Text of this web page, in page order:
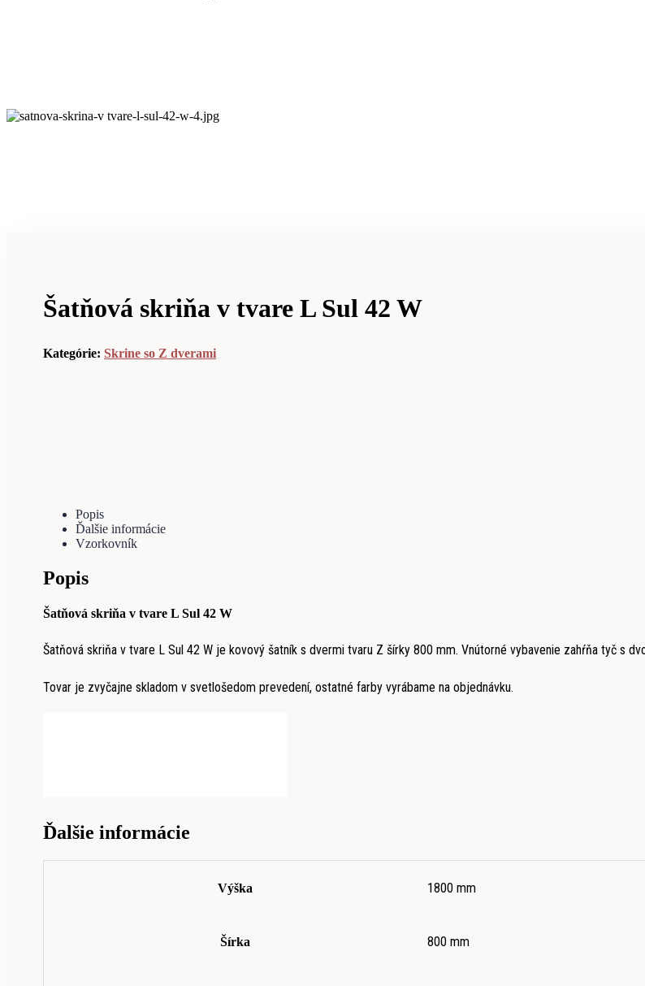
Šatňová skriňa v tvare L Sul 42 W
Kategórie: Skrine so Z dverami
Popis
Ďalšie informácie
Vzorkovník
Popis
Šatňová skriňa v tvare L Sul 42 W
Šatňová skriňa v tvare L Sul 42 W je kovový šatník s dvermi tvaru Z šírky 800 mm. Vnútorné vybavenie zahŕňa tyč s
Tovar je zvyčajne skladom v svetlošedom prevedení, ostatné farby vyrábame na objednávku.
Ďalšie informácie
Výška 1800 mm
Šírka 800 mm